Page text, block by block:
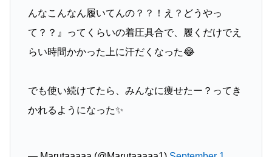
んなこんなん履いてんの？？！え？どうやっ
て？？』ってくらいの着圧具合で、履くだけでえ
らい時間かかった上に汗だくなった😂
でも使い続けてたら、みんなに痩せたー？ってき
かれるようになった✨